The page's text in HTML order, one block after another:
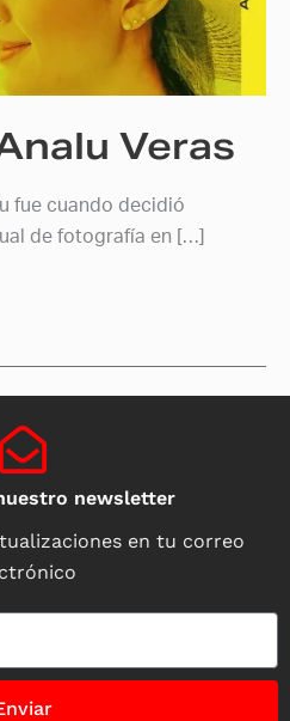
Veras
fue cuando decidió
de fotografía en […]
newsletter
en tu correo